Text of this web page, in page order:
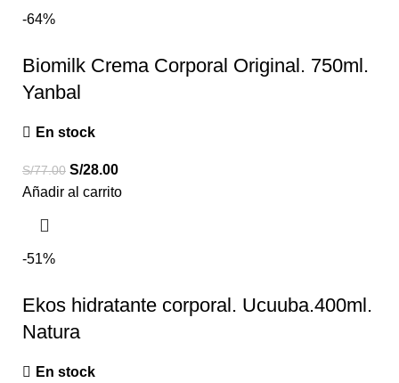
-64%
Biomilk Crema Corporal Original. 750ml.
Yanbal
En stock
S/77.00 S/28.00
Añadir al carrito
-51%
Ekos hidratante corporal. Ucuuba.400ml.
Natura
En stock